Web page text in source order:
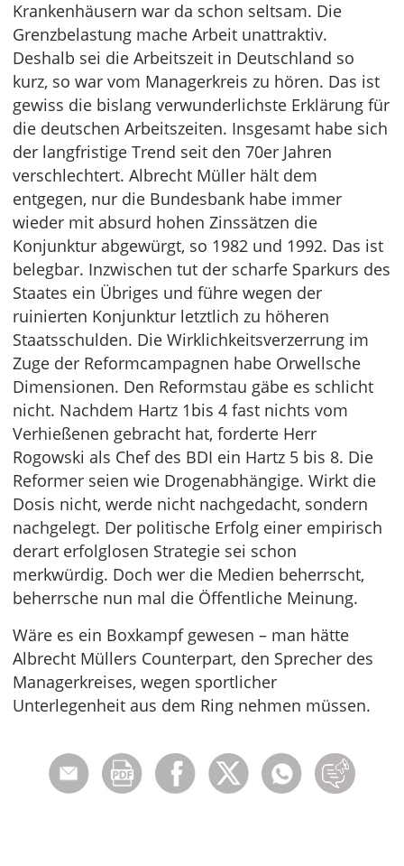
Krankenhäusern war da schon seltsam. Die
Grenzbelastung mache Arbeit unattraktiv.
Deshalb sei die Arbeitszeit in Deutschland so
kurz, so war vom Managerkreis zu hören. Das ist
gewiss die bislang verwunderlichste Erklärung für
die deutschen Arbeitszeiten. Insgesamt habe sich
der langfristige Trend seit den 70er Jahren
verschlechtert. Albrecht Müller hält dem
entgegen, nur die Bundesbank habe immer
wieder mit absurd hohen Zinssätzen die
Konjunktur abgewürgt, so 1982 und 1992. Das ist
belegbar. Inzwischen tut der scharfe Sparkurs des
Staates ein Übriges und führe wegen der
ruinierten Konjunktur letztlich zu höheren
Staatsschulden. Die Wirklichkeitsverzerrung im
Zuge der Reformcampagnen habe Orwellsche
Dimensionen. Den Reformstau gäbe es schlicht
nicht. Nachdem Hartz 1bis 4 fast nichts vom
Verhießenen gebracht hat, forderte Herr
Rogowski als Chef des BDI ein Hartz 5 bis 8. Die
Reformer seien wie Drogenabhängige. Wirkt die
Dosis nicht, werde nicht nachgedacht, sondern
nachgelegt. Der politische Erfolg einer empirisch
derart erfolglosen Strategie sei schon
merkwürdig. Doch wer die Medien beherrscht,
beherrsche nun mal die Öffentliche Meinung.
Wäre es ein Boxkampf gewesen – man hätte
Albrecht Müllers Counterpart, den Sprecher des
Managerkreises, wegen sportlicher
Unterlegenheit aus dem Ring nehmen müssen.